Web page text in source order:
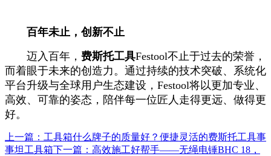
百年未止，创新不止
迈入百年， 费斯托工具Festool不止于过去的荣誉，
而着眼于未来的创造力。通过持续的技术突破、系统化
平台升级与全球用户生态建设，Festool将以更加专业、
高效、可靠的姿态，陪伴每一位匠人走得更远、做得更
好。
上一篇：工具箱什么牌子的质量好？便捷灵活的费斯托工具事
事坦工具箱下一篇：高效施工好帮手——无绳电锤BHC 18，